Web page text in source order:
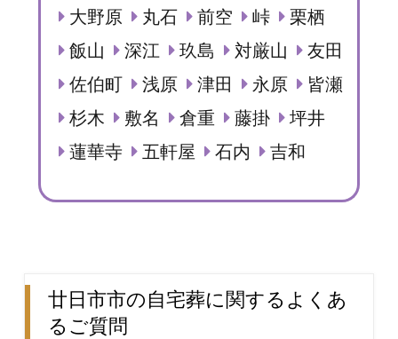
大野原
丸石 前空 峠
栗栖
飯山
深江 玖島 対厳山
友田
佐伯町
浅原 津田 永原
皆瀬
杉木
敷名 倉重 藤掛
坪井
蓮華寺
五軒屋 石内 吉和
廿日市市の自宅葬に関するよくあ
るご質問